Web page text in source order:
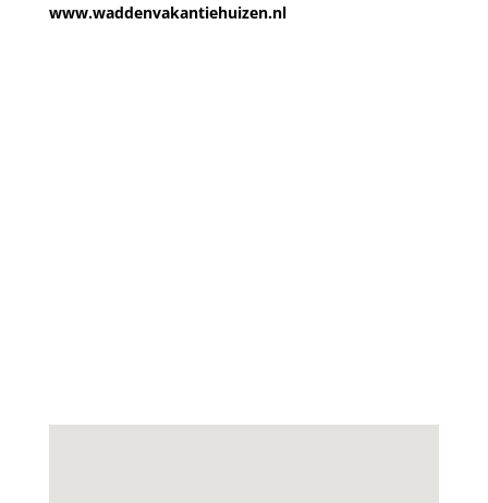
www.waddenvakantiehuizen.nl